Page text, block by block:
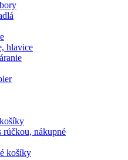
hlavice
rúčkou, nákupné
košíky